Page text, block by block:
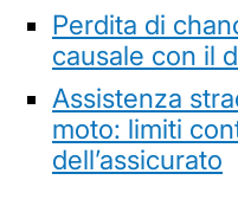
Perdita di
causale con il
Assistenza
moto: limiti
dell’assicurato